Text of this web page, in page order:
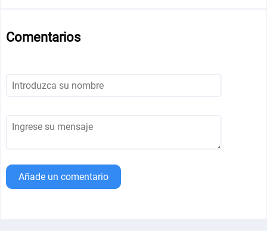
Comentarios
Añade un comentario